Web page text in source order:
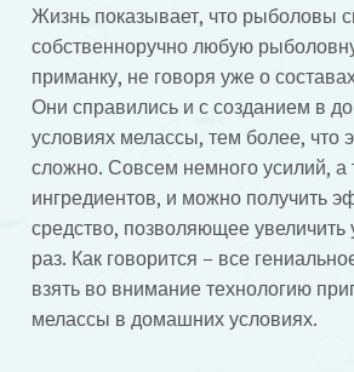
Жизнь показывает, что рыболовы
собственноручно любую
приманку, не говоря уже о
Они справились и с созданием в
условиях мелассы, тем более, что
сложно. Совсем немного усилий,
ингредиентов, и можно получить
средство, позволяющее увеличить
раз. Как говорится – все
взять во внимание технологию
мелассы в домашних условиях.